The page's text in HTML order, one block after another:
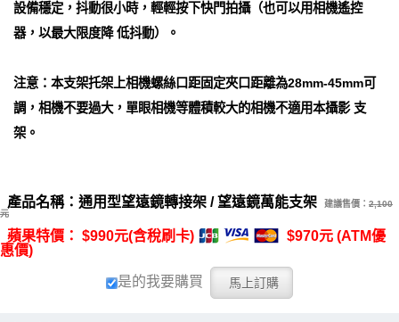
設備穩定，抖動很小時，輕輕按下快門拍攝（也可以用相機遙控
器，以最大限度降 低抖動）。
注意：本支架托架上相機螺絲口距固定夾口距離為28mm-45mm可
調，相機不要過大，單眼相機等體積較大的相機不適用本攝影 支
架。
產品名稱：通用型望遠鏡轉接架 / 望遠鏡萬能支架 建議售價： 2,100
元
蘋果特價： $990元(含稅刷卡)
$970元 (ATM優
惠價)
是的我要購買